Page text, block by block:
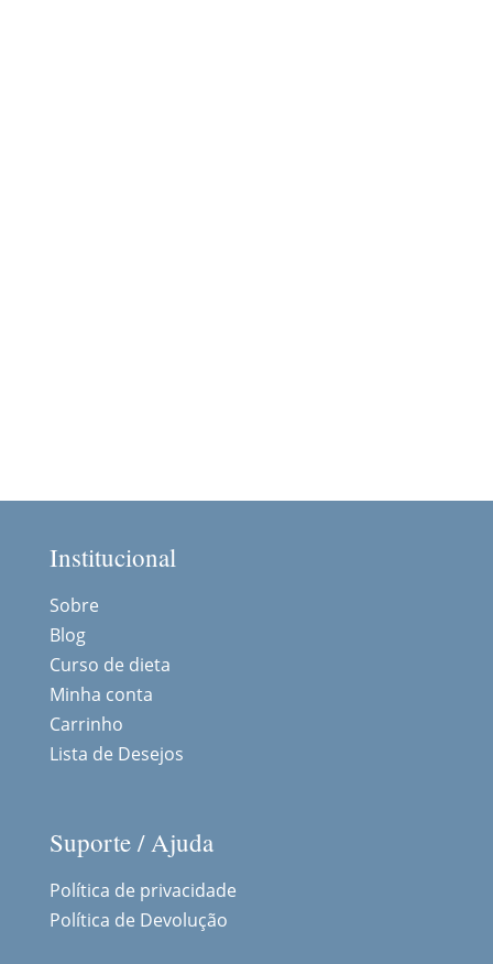
Institucional
Sobre
Blog
Curso de dieta
Minha conta
Carrinho
Lista de Desejos
Suporte / Ajuda
Política de privacidade
Política de Devolução